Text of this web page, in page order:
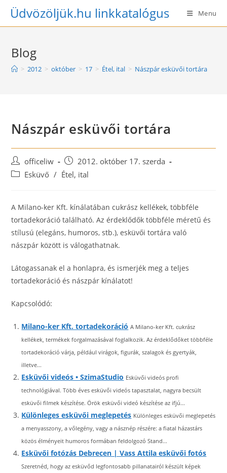
SkipÜdvözöljük.hu linkkatalógus Menu
Blog
> 2012 > október > 17 > Étel, ital > Nászpár esküvői tortára
Nászpár esküvői tortára
Post
author:
officeliw
Post
published:
2012. október 17. szerda
PostEsküvő / Étel, ital
A Milano-ker Kft. kínálatában cukrász kellékek, többféle
tortadekoráció található. Az érdeklődők többféle méretű és
stílusú (elegáns, humoros, stb.), esküvői tortára való
nászpár között is válogathatnak.
Látogassanak el a honlapra, és ismerjék meg a teljes
tortadekoráció és nászpár kínálatot!
Kapcsolódó:
Milano-ker Kft. tortadekoráció A Milano-ker Kft. cukrász
kellékek, termékek forgalmazásával foglalkozik. Az érdeklődőket többféle
tortadekoráció várja, például virágok, figurák, szalagok és gyertyák,
illetve...
Esküvői videós • SzimaStudio Esküvői videós profi
technológiával. Több éves esküvői videós tapasztalat, nagyra becsült
esküvői filmek készítése. Örök esküvői videó készítése az ifjú...
Különleges esküvői meglepetés Különleges esküvői meglepetés
a menyasszony, a vőlegény, vagy a násznép részére: a fiatal házastárs
közös élményeit humoros formában feldolgozó Stand...
Esküvői fotózás Debrecen | Vass Attila esküvői fotós
Szeretnéd, hogy az esküvőd legfontosabb pillanatairól készült képek